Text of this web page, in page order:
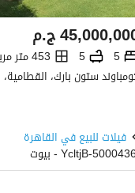
ج.م
5
5
453 متر مربع
ستون بارك،
فيلات للبيع في القاهرة
5000436-YcltjB - بيوت